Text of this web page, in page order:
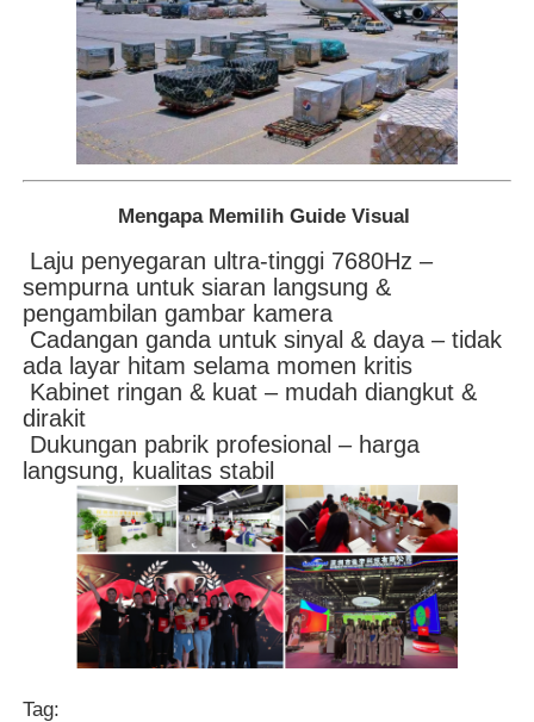
Mengapa Memilih Guide Visual
Laju penyegaran ultra-tinggi 7680Hz –
sempurna untuk siaran langsung &
pengambilan gambar kamera
Cadangan ganda untuk sinyal & daya – tidak
ada layar hitam selama momen kritis
Kabinet ringan & kuat – mudah diangkut &
dirakit
Dukungan pabrik profesional – harga
langsung, kualitas stabil
Tag: